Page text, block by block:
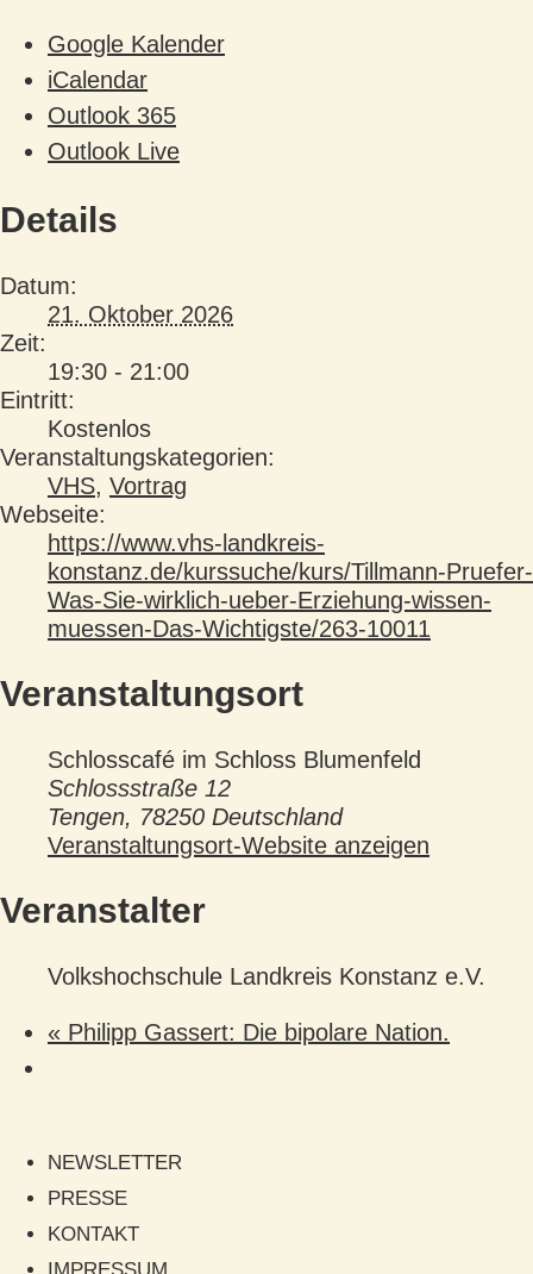
Google Kalender
iCalendar
Outlook 365
Outlook Live
Details
Datum:
21. Oktober 2026
Zeit:
19:30 - 21:00
Eintritt:
Kostenlos
Veranstaltungskategorien:
VHS, Vortrag
Webseite:
https://www.vhs-landkreis-
konstanz.de/kurssuche/kurs/Tillmann-Pruefer-
Was-Sie-wirklich-ueber-Erziehung-wissen-
muessen-Das-Wichtigste/263-10011
Veranstaltungsort
Schlosscafé im Schloss Blumenfeld
Schlossstraße 12
Tengen, 78250 Deutschland
Veranstaltungsort-Website anzeigen
Veranstalter
Volkshochschule Landkreis Konstanz e.V.
« Philipp Gassert: Die bipolare Nation.
NEWSLETTER
PRESSE
KONTAKT